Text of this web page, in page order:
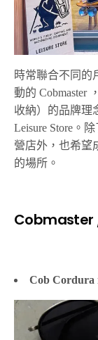
時常聯合不同的
動的 Cobmaster ，
收納） 的品牌理
Leisure Store 。
營店外，也希望
的場所。
Cobmaster
Cob Cordura